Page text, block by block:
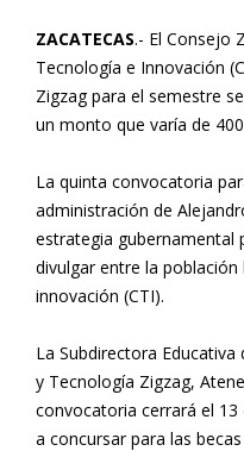
ZACATECAS.- El Consejo
Tecnología e Innovación
Zigzag para el semestre
un monto que varía de
La quinta convocatoria
administración de
estrategia gubernamental
divulgar entre la
innovación (CTI).
La Subdirectora
y Tecnología Zigzag,
convocatoria cerrará el
a concursar para las